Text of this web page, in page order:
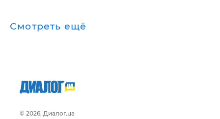
Смотреть ещё
© 2026, Диалог.ua